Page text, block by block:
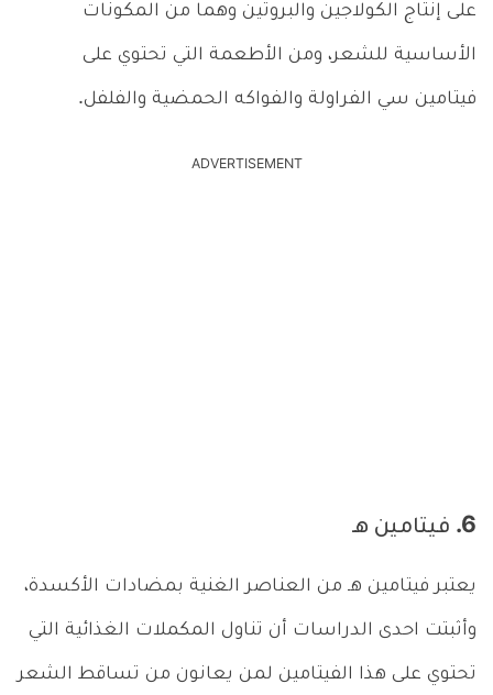
على إنتاج الكولاجين والبروتين وهما من المكونات
الأساسية للشعر، ومن الأطعمة التي تحتوي على
فيتامين سي الفراولة والفواكه الحمضية والفلفل.
ADVERTISEMENT
6. فيتامين هـ
يعتبر فيتامين هـ من العناصر الغنية بمضادات الأكسدة،
وأثبتت احدى الدراسات أن تناول المكملات الغذائية التي
تحتوي على هذا الفيتامين لمن يعانون من تساقط الشعر